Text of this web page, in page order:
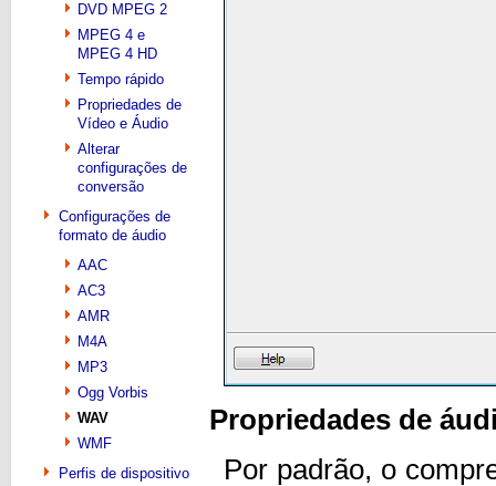
DVD MPEG 2
MPEG 4 e
MPEG 4 HD
Tempo rápido
Propriedades de
Vídeo e Áudio
Alterar
configurações de
conversão
Configurações de
formato de áudio
AAC
AC3
AMR
M4A
MP3
Ogg Vorbis
WAV
WMF
Perfis de dispositivo
Propriedades de
Por padrão, o